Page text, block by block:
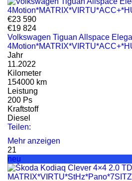
€23 590
€19 824
Volkswagen Tiguan Allspace
Jahr
11.2022
Kilometer
154000 km
Leistung
200 Ps
Kraftstoff
Diesel
Teilen:
Mehr anzeigen
21
neu